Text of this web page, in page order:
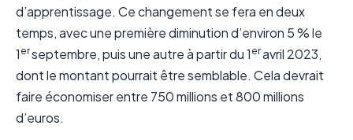
d’apprentissage. Ce changement se fera en deux
temps, avec une première diminution d’environ 5 % le
1 erseptembre, puis une autre à partir du 1 eravril 2023,
dont le montant pourrait être semblable. Cela devrait
faire économiser entre 750 millions et 800 millions
d’euros.